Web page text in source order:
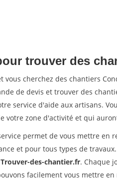
trouver des
vous cherchez des chantiers
de devis et trouver des
service d'aide aux artisans.
votre zone d'activité et qui
permet de vous mettre en
et pour tous types de
Trouver-des-chantier.fr. Chaque
facilement vous mettre